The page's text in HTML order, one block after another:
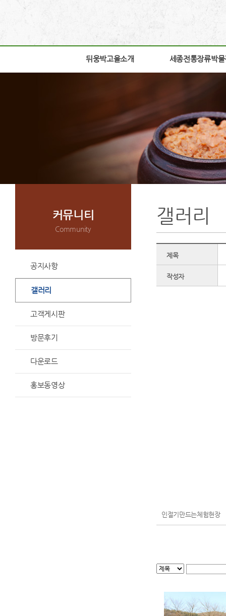
뒤웅박고을소개 세종전통장류박물
뒤웅박고을소개 세종전통장류박물
조감도
학술연구
자료실
열린공간
커뮤니티
Community
공지사항
갤러리
고객게시판
방문후기
다운로드
홍보동영상
갤러리
제목
작성자
인절기만드는체험현장